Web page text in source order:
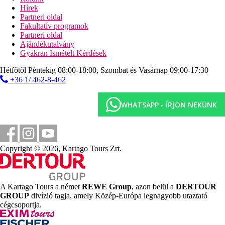
Hírek
Partneri oldal
Fakultatív programok
Partneri oldal
Ajándékutalvány
Gyakran Ismételt Kérdések
Hétfőtől Péntekig 08:00-18:00, Szombat és Vasárnap 09:00-17:30
+36 1/ 462-8-462
WHATSAPP - ÍRJON NEKÜNK
Copyright © 2026, Kartago Tours Zrt.
A Kartago Tours a német REWE Group, azon belül a DERTOUR
GROUP divízió tagja, amely Közép-Európa legnagyobb utaztató
cégcsoportja.